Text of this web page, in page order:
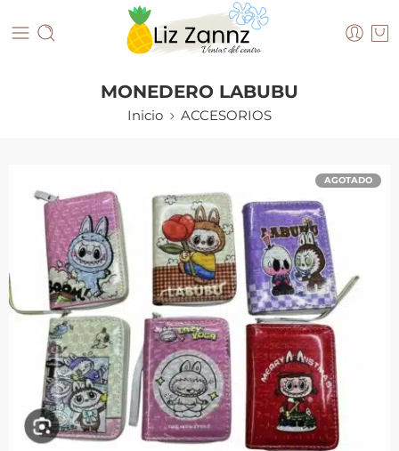
MONEDERO LABUBU
Inicio ACCESORIOS
AGOTADO